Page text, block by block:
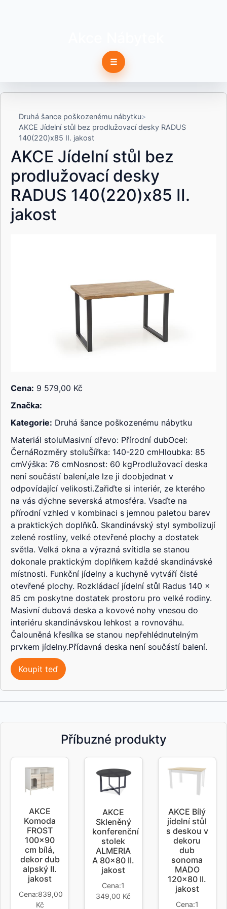
☰
Druhá šance poškozenému nábytku
AKCE Jídelní stůl bez prodlužovací desky RADUS
140(220)x85 II. jakost
AKCE Jídelní stůl bez
prodlužovací desky
RADUS 140(220)x85 II.
jakost
Cena: 9 579,00 Kč
Značka:
Kategorie: Druhá šance poškozenému nábytku
Materiál stoluMasivní dřevo: Přírodní dubOcel:
ČernáRozměry stoluŠířka: 140-220 cmHloubka: 85
cmVýška: 76 cmNosnost: 60 kgProdlužovací deska
není součástí balení,ale lze ji doobjednat v
odpovídající velikosti.Zařiďte si interiér, ze kterého
na vás dýchne severská atmosféra. Vsaďte na
přírodní vzhled v kombinaci s jemnou paletou barev
a praktických doplňků. Skandinávský styl symbolizují
zelené rostliny, velké otevřené plochy a dostatek
světla. Velká okna a výrazná svítidla se stanou
dokonale praktickým doplňkem každé skandinávské
místnosti. Funkční jídelny a kuchyně vytváří čisté
otevřené plochy. Rozkládací jídelní stůl Radus 140 x
85 cm poskytne dostatek prostoru pro velké rodiny.
Masivní dubová deska a kovové nohy vnesou do
interiéru skandinávskou lehkost a rovnováhu.
Čalouněná křesílka se stanou nepřehlédnutelným
prvkem jídelny.Přídavná deska není součástí balení.
Koupit teď
Příbuzné produkty
AKCE
Komoda
FROST
100x90
cm bílá,
dekor dub
alpský II.
jakost
Cena:839,00
Kč
AKCE
Skleněný
konferenční
stolek
ALMERIA
A 80x80 II.
jakost
Cena:1
349,00 Kč
AKCE Bílý
jídelní stůl
s deskou v
dekoru
dub
sonoma
MADO
120x80 II.
jakost
Cena:1